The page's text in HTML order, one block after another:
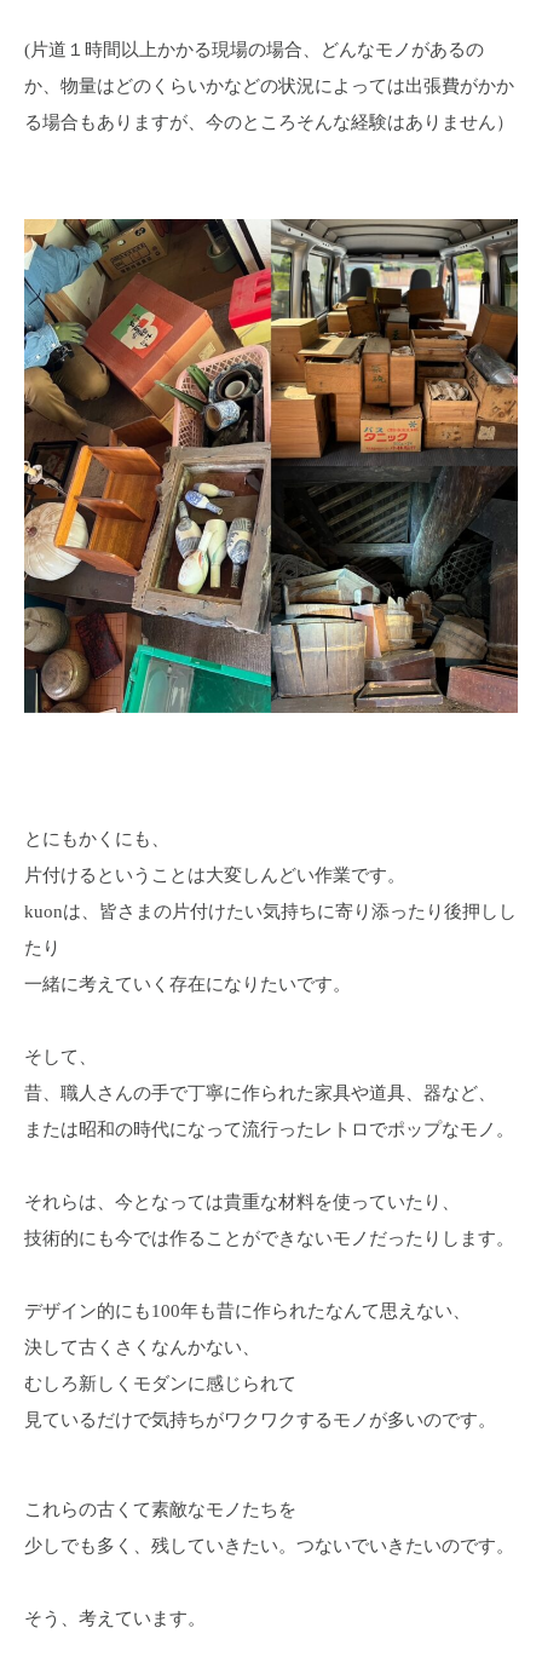
(片道１時間以上かかる現場の場合、どんなモノがあるの
か、物量はどのくらいかなどの状況によっては出張費がかか
る場合もありますが、今のところそんな経験はありません）
とにもかくにも、
片付けるということは大変しんどい作業です。
kuonは、皆さまの片付けたい気持ちに寄り添ったり後押しし
たり
一緒に考えていく存在になりたいです。
そして、
昔、職人さんの手で丁寧に作られた家具や道具、器など、
または昭和の時代になって流行ったレトロでポップなモノ。
それらは、今となっては貴重な材料を使っていたり、
技術的にも今では作ることができないモノだったりします。
デザイン的にも100年も昔に作られたなんて思えない、
決して古くさくなんかない、
むしろ新しくモダンに感じられて
見ているだけで気持ちがワクワクするモノが多いのです。
これらの古くて素敵なモノたちを
少しでも多く、残していきたい。つないでいきたいのです。
そう、考えています。